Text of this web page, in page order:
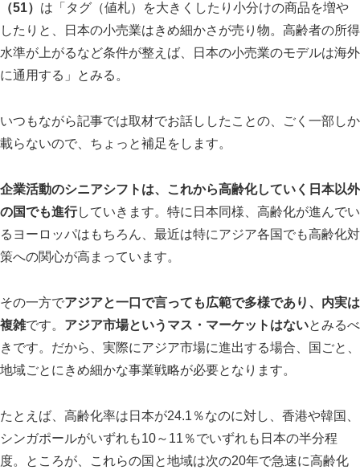
（51） は「タグ（値札）を大きくしたり小分けの商品を増や
したりと、日本の小売業はきめ細かさが売り物。高齢者の所得
水準が上がるなど条件が整えば、日本の小売業のモデルは海外
に通用する」とみる。
いつもながら記事では取材でお話ししたことの、ごく一部しか
載らないので、ちょっと補足をします。
企業活動のシニアシフトは、これから高齢化していく日本以外
の国でも進行していきます。特に日本同様、高齢化が進んでい
るヨーロッパはもちろん、最近は特にアジア各国でも高齢化対
策への関心が高まっています。
その一方でアジアと一口で言っても広範で多様であり、内実は
複雑です。 アジア市場というマス・マーケットはないとみるべ
きです。だから、実際にアジア市場に進出する場合、国ごと、
地域ごとにきめ細かな事業戦略が必要となります。
たとえば、高齢化率は日本が24.1 ％なのに対し、香港や韓国、
シンガポールがいずれも10～ 11 ％でいずれも日本の半分程
度。ところが、これらの国と地域は次の20年で急速に高齢化